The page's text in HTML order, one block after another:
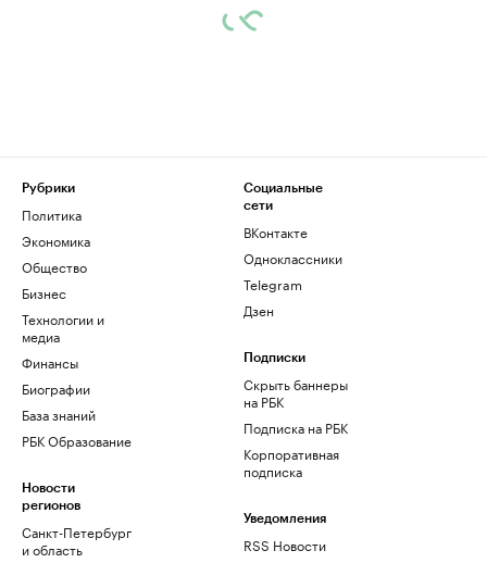
Рубрики
Политика
Экономика
Общество
Бизнес
Технологии и
медиа
Финансы
Биографии
База знаний
РБК Образование
Новости
регионов
Санкт-Петербург
и область
Социальные
сети
ВКонтакте
Одноклассники
Telegram
Дзен
Подписки
Скрыть баннеры
на РБК
Подписка на РБК
Корпоративная
подписка
Уведомления
RSS Новости